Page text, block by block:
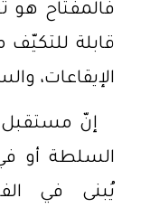
فالمفتاح
قابلة
الإيقاعات،
إنّ مستقبل
السلطة أو
يُبنى في